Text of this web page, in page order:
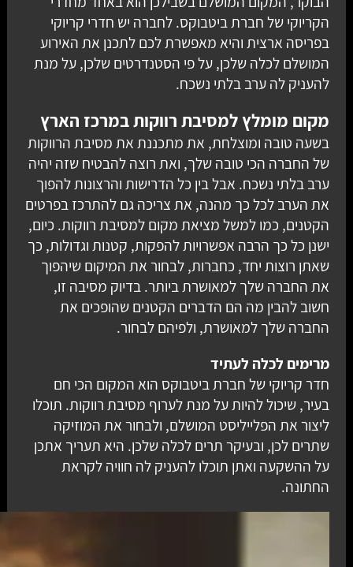
הקריוקי של חברת ביטבוקס. לחברה יש חדרי קריוקי
בפריסה ארצית והיא מאפשרת לכם לתכנן את האירוע
המושלם לכלה שלכן, על פי הסטנדרטים שלכן, על מנת
להעניק לה ערב בלתי נשכח.
מקום מומלץ למסיבת רווקות במרכז הארץ
בשעה טובה ומוצלחת, את מתכננת את מסיבת הרווקות
של החברה הכי טובה שלך, ואת רוצה להבטיח שזה יהיה
ערב בלתי נשכח. אבל בין כל הדרישות והרצונות להפוך
את הערב לכל כך מהנה, את צריכה גם להתרכז בפרטים
הקטנים, כמו למשל מציאת מקום למסיבת רווקות. כיום,
ישנן כל כך הרבה אפשרויות להפקות, קטנות וגדולות, כך
שאתן רוצות יחד, כחברות, לבחור את המיקום שיהפוך
את החברה שלך למאושרת ביותר. בדיוק מסיבה זו,
חשוב להבין מה הם הדברים הקטנים שהופכים את
החברה שלך למאושרת, ולפיהם לבחור.
מרימים לכלה לעתיד
חדר קריוקי של חברת ביטבוקס הוא המקום הכי חם
בעיר, שיכול להיות על מנת לערוף מסיבת רווקות. תוכלו
ליצור את הפלייליסט המושלם, ולבחור את המוזיקה
שתרים לכן, ובעיקר תרים לכלה שלכן. היא תעריך אתכן
על ההשקעה ואתן תוכלו להעניק לה חוויה לקראת
החתונה.